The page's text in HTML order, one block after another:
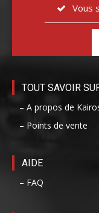
Vous
TOUT SAVOIR
– A propos de
– Points de vente
AIDE
– FAQ